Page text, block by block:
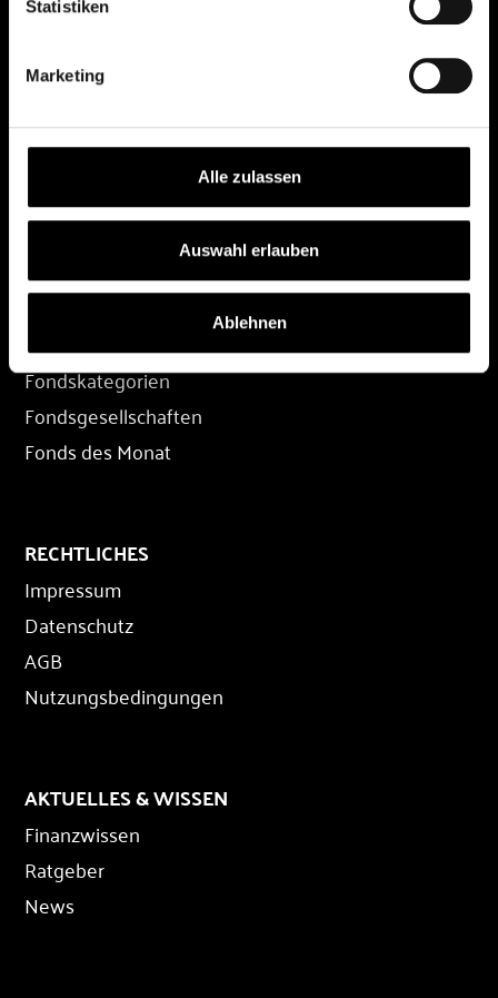
Statistiken
Marketing
Alle zulassen
Auswahl erlauben
Ablehnen
DEPOT
Depot übertragen
Depot-Login
FONDS
Fondssuche
Fondskategorien
Fondsgesellschaften
Fonds des Monat
RECHTLICHES
Impressum
Datenschutz
AGB
Nutzungsbedingungen
AKTUELLES & WISSEN
Finanzwissen
Ratgeber
News